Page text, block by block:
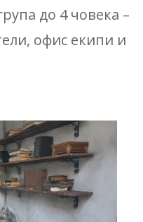
до 4 човека –
офис екипи и